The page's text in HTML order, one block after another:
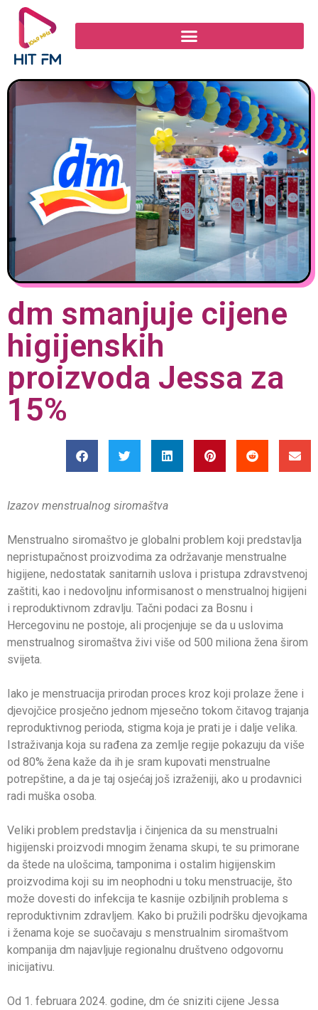
dm smanjuje cijene
higijenskih
proizvoda Jessa za
15%
Izazov menstrualnog siromaštva
Menstrualno siromaštvo je globalni problem koji predstavlja
nepristupačnost proizvodima za održavanje menstrualne
higijene, nedostatak sanitarnih uslova i pristupa zdravstvenoj
zaštiti, kao i nedovoljnu informisanost o menstrualnoj higijeni
i reproduktivnom zdravlju. Tačni podaci za Bosnu i
Hercegovinu ne postoje, ali procjenjuje se da u uslovima
menstrualnog siromaštva živi više od 500 miliona žena širom
svijeta.
Iako je menstruacija prirodan proces kroz koji prolaze žene i
djevojčice prosječno jednom mjesečno tokom čitavog trajanja
reproduktivnog perioda, stigma koja je prati je i dalje velika.
Istraživanja koja su rađena za zemlje regije pokazuju da više
od 80% žena kaže da ih je sram kupovati menstrualne
potrepštine, a da je taj osjećaj još izraženiji, ako u prodavnici
radi muška osoba.
Veliki problem predstavlja i činjenica da su menstrualni
higijenski proizvodi mnogim ženama skupi, te su primorane
da štede na ulošcima, tamponima i ostalim higijenskim
proizvodima koji su im neophodni u toku menstruacije, što
može dovesti do infekcija te kasnije ozbiljnih problema s
reproduktivnim zdravljem. Kako bi pružili podršku djevojkama
i ženama koje se suočavaju s menstrualnim siromaštvom
kompanija dm najavljuje regionalnu društveno odgovornu
inicijativu.
Od 1. februara 2024. godine, dm će sniziti cijene Jessa